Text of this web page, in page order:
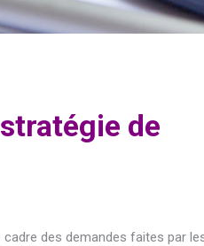
de
des demandes faites par